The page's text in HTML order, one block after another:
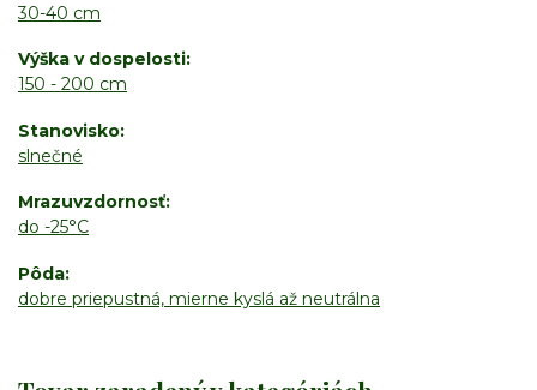
30-40 cm
Výška v dospelosti
150 - 200 cm
Stanovisko
slnečné
Mrazuvzdornosť
do -25°C
Pôda
dobre priepustná, mierne kyslá až neutrálna